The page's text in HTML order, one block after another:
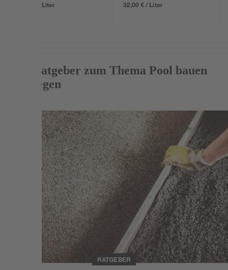
39,99 € / Liter 32,00 € / Liter
Mehr Ratgeber zum Thema Pool bauen
und pflegen
RATGEBER